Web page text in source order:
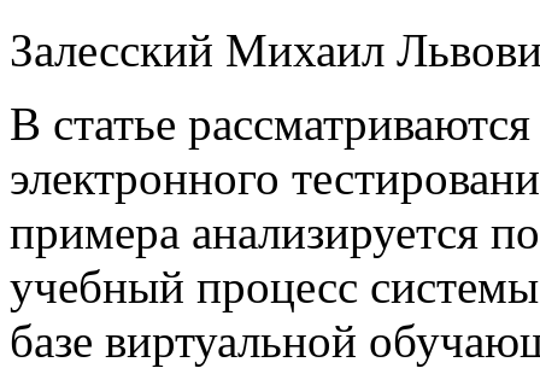
Залесский Михаил
В статье
электронного
примера анализируется
учебный процесс
базе виртуальной